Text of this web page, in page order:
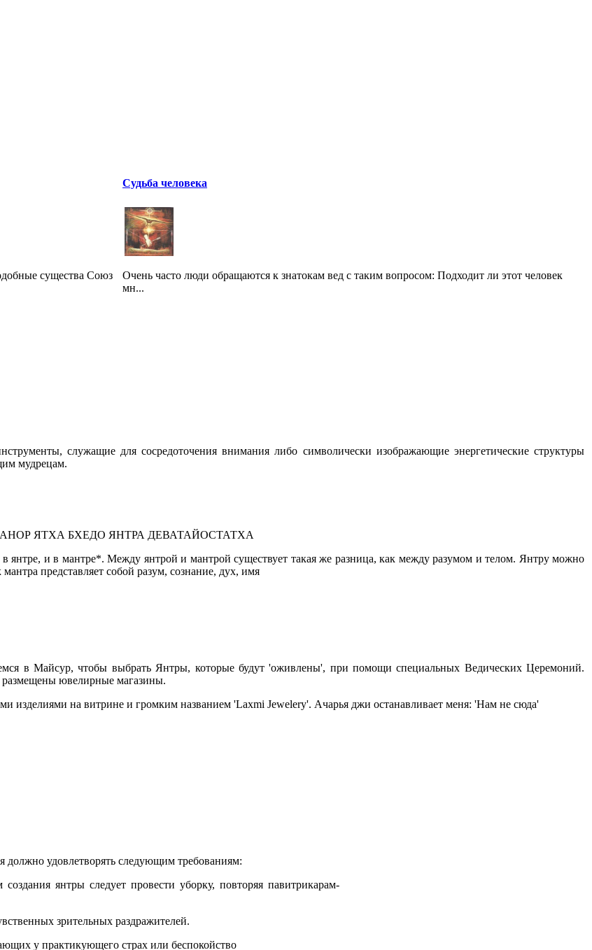
существа Союз
Судьба человека
Очень часто люди обращаются к знатокам вед с таким вопросом: Подходит ли этот человек
мн...
служащие для сосредоточения внимания либо символически изображающие энергетические структуры
мудрецам.
ЯТХА БХЕДО ЯНТРА ДЕВАТАЙОСТАТХА
в янтре, и в мантре*. Между янтрой и мантрой существует такая же разница, как между разумом и телом. Янтру можно
представляет собой разум, сознание, дух, имя
в Майсур, чтобы выбрать Янтры, которые будут 'оживлены', при помощи специальных Ведических Церемоний.
размещены ювелирные магазины.
изделиями на витрине и громким названием 'Laxmi Jewelery'. Ачарья джи останавливает меня: 'Нам не сюда'
должно удовлетворять следующим требованиям:
янтры следует провести уборку, повторяя павитрикарам-
зрительных раздражителей.
у практикующего страх или беспокойство